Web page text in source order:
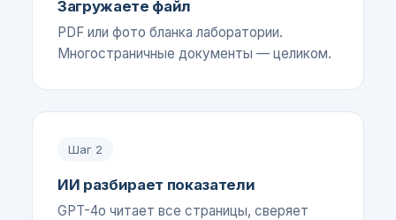
Загружаете файл
PDF или фото бланка лаборатории.
Многостраничные документы — целиком.
Шаг 2
ИИ разбирает показатели
GPT-4o читает все страницы, сверяет